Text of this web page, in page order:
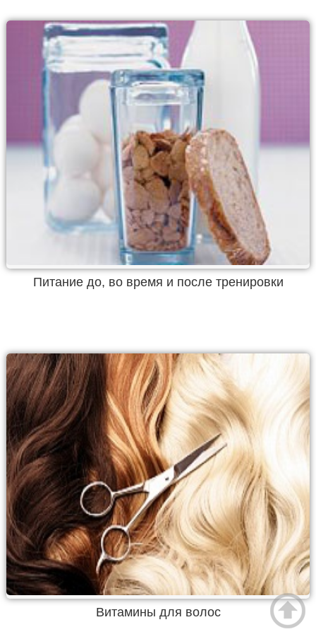
Питание до, во время и после тренировки
Витамины для волос